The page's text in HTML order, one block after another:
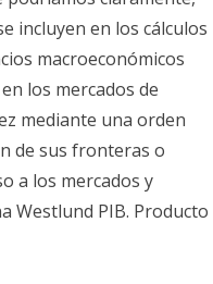
incluyen en los cálculos
macroeconómicos
los mercados de
mediante una orden
de sus fronteras o
a los mercados y
Westlund PIB. Producto